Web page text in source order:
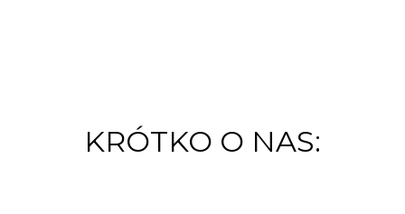
KRÓTKO O NAS: